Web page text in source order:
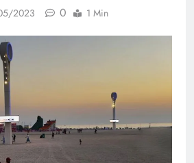
2023 0 1 Min